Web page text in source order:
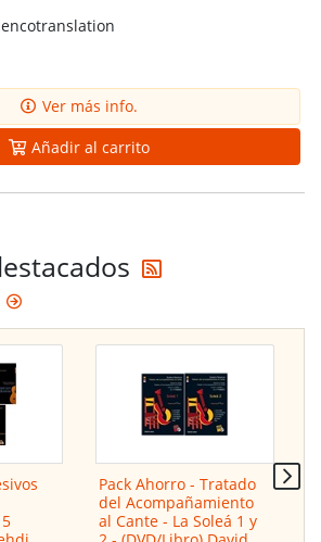
Ver más info.
Añadir al carrito
Pack Ahorro - Tratado
del Acompañamiento
al Cante - La Soleá 1 y